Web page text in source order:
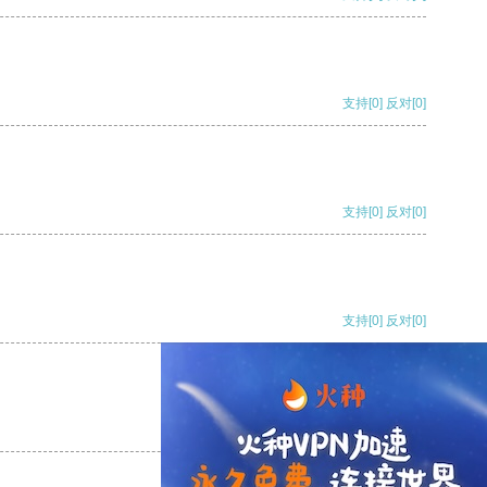
支持[0] 反对[0]
支持[0] 反对[0]
支持[0] 反对[0]
支持 反对